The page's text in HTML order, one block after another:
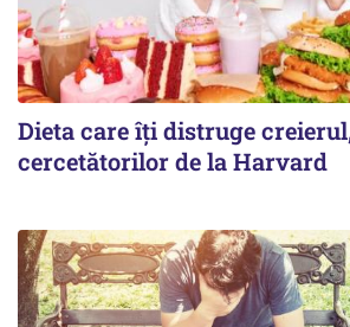
Dieta care îți distruge
cercetătorilor de la Harvard